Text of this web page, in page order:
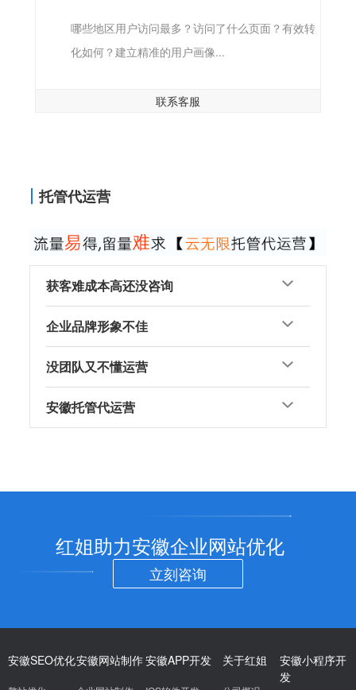
哪些地区用户访问最多？访问了什么页面？有效转
化如何？建立精准的用户画像...
联系客服
托管代运营
获客难成本高还没咨询
企业品牌形象不佳
没团队又不懂运营
安徽托管代运营
红姐助力安徽企业网站优化
立刻咨询
安徽SEO优化安徽网站制作安徽APP开发 关于红姐
安徽小程序开
发